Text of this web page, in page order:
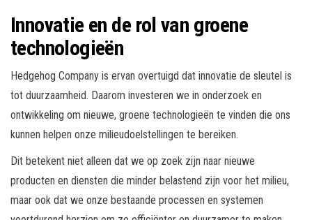
Innovatie en de rol van groene
technologieën
Hedgehog Company is ervan overtuigd dat innovatie de sleutel is
tot duurzaamheid. Daarom investeren we in onderzoek en
ontwikkeling om nieuwe, groene technologieën te vinden die ons
kunnen helpen onze milieudoelstellingen te bereiken.
Dit betekent niet alleen dat we op zoek zijn naar nieuwe
producten en diensten die minder belastend zijn voor het milieu,
maar ook dat we onze bestaande processen en systemen